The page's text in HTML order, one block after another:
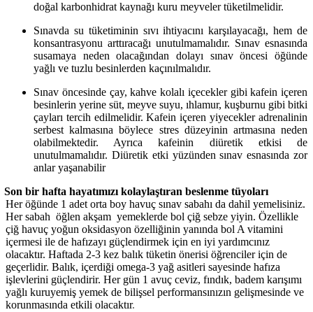
doğal karbonhidrat kaynağı kuru meyveler tüketilmelidir.
Sınavda su tüketiminin sıvı ihtiyacını karşılayacağı, hem de
konsantrasyonu arttıracağı unutulmamalıdır. Sınav esnasında
susamaya neden olacağından dolayı sınav öncesi öğünde
yağlı ve tuzlu besinlerden kaçınılmalıdır.
Sınav öncesinde çay, kahve kolalı içecekler gibi kafein içeren
besinlerin yerine süt, meyve suyu, ıhlamur, kuşburnu gibi bitki
çayları tercih edilmelidir. Kafein içeren yiyecekler adrenalinin
serbest kalmasına böylece stres düzeyinin artmasına neden
olabilmektedir. Ayrıca kafeinin diüretik etkisi de
unutulmamalıdır. Diüretik etki yüzünden sınav esnasında zor
anlar yaşanabilir
Son bir hafta hayatımızı kolaylaştıran beslenme tüyoları
Her öğünde 1 adet orta boy havuç sınav sabahı da dahil yemelisiniz.
Her sabah öğlen akşam yemeklerde bol çiğ sebze yiyin. Özellikle
çiğ havuç yoğun oksidasyon özelliğinin yanında bol A vitamini
içermesi ile de hafızayı güçlendirmek için en iyi yardımcınız
olacaktır. Haftada 2-3 kez balık tüketin önerisi öğrenciler için de
geçerlidir. Balık, içerdiği omega-3 yağ asitleri sayesinde hafıza
işlevlerini güçlendirir. Her gün 1 avuç ceviz, fındık, badem karışımı
yağlı kuruyemiş yemek de bilişsel performansınızın gelişmesinde ve
korunmasında etkili olacaktır.